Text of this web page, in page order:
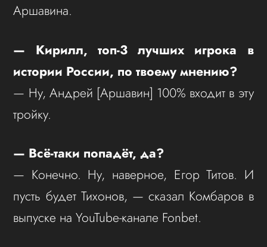
Аршавина.
— Кирилл, топ-3 лучших игрока в
истории России, по твоему мнению?
— Ну, Андрей [Аршавин] 100% входит в эту
тройку.
— Всё-таки попадёт, да?
— Конечно. Ну, наверное, Егор Титов. И
пусть будет Тихонов, — сказал Комбаров в
выпуске на YouTube-канале Fonbet.